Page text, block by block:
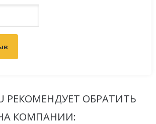
РЕКОМЕНДУЕТ ОБРАТИТЬ
КОМПАНИИ: